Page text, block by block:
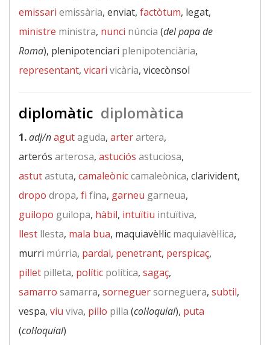
emissari emissària, enviat, factòtum, legat,
ministre ministra, nunci núncia (del papa de
Roma), plenipotenciari plenipotenciària,
representant, vicari vicària, vicecònsol
diplomàtic diplomàtica
1.adj/nagutaguda, arterartera,
arterós arterosa, astuciós astuciosa,
astutastuta, camaleòniccamaleònica, clarivident,
dropo dropa, fi fina, garneu garneua,
guilopo guilopa, hàbil, intuïtiu intuïtiva,
llest llesta, mala bua, maquiavèl·lic maquiavèl·lica,
murri múrria, pardal, penetrant, perspicaç,
pillet pilleta, polític política, sagaç,
samarro samarra, sorneguersorneguera, subtil,
vespa, viu viva, pillo pilla (col·loquial), puta
(col·loquial)